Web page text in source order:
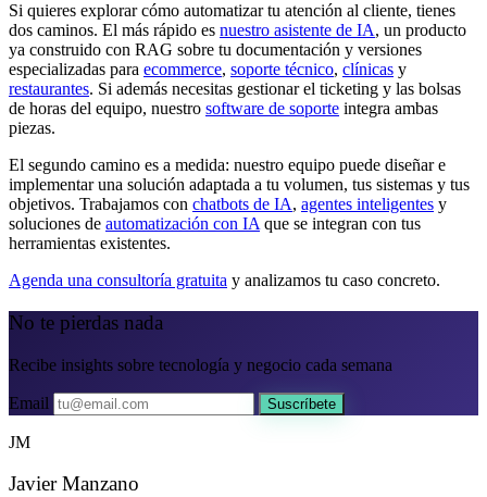
Si quieres explorar cómo automatizar tu atención al cliente, tienes
dos caminos. El más rápido es nuestro asistente de IA, un producto
ya construido con RAG sobre tu documentación y versiones
especializadas para ecommerce, soporte técnico, clínicas y
restaurantes. Si además necesitas gestionar el ticketing y las bolsas
de horas del equipo, nuestro software de soporte integra ambas
piezas.
El segundo camino es a medida: nuestro equipo puede diseñar e
implementar una solución adaptada a tu volumen, tus sistemas y tus
objetivos. Trabajamos con chatbots de IA, agentes inteligentes y
soluciones de automatización con IA que se integran con tus
herramientas existentes.
Agenda una consultoría gratuita y analizamos tu caso concreto.
No te pierdas nada
Recibe insights sobre tecnología y negocio cada semana
Email Suscríbete
JM
Javier Manzano